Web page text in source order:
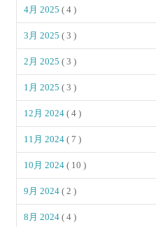
4月 2025( 4 )
3月 2025( 3 )
2月 2025( 3 )
1月 2025( 3 )
12月 2024( 4 )
11月 2024( 7 )
10月 2024( 10 )
9月 2024( 2 )
8月 2024( 4 )